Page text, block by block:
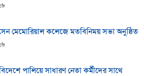
মেমোরিয়াল কলেজে মতবিনিময় সভা অনুষ্ঠিত
পালিয়ে সাধারণ নেতা কর্মীদের সাথে